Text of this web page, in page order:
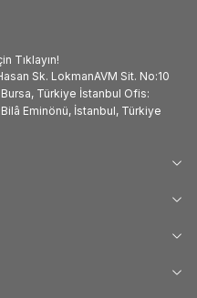
Tıklayın!
Sk. LokmanAVM Sit. No:10
Türkiye İstanbul Ofis:
Eminönü, İstanbul, Türkiye